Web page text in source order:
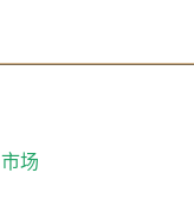
市场